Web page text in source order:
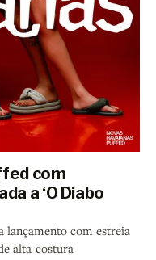
com
a ‘O Diabo
lançamento com estreia
alta-costura